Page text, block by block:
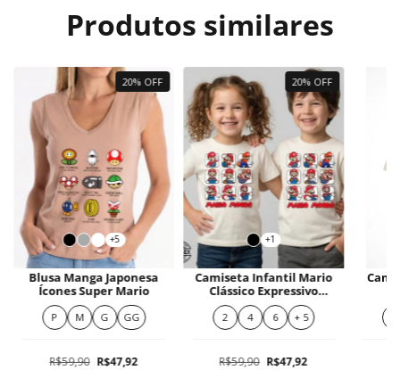
Produtos similares
20% OFF
+5
Blusa Manga Japonesa
Ícones Super Mario
P M G GG
R$59,90 R$47,92
20% OFF
+1
Camiseta Infantil Mario
Clássico Expressivo
Cartoon Nostálgico
2 4 6 + 5
R$59,90 R$47,92